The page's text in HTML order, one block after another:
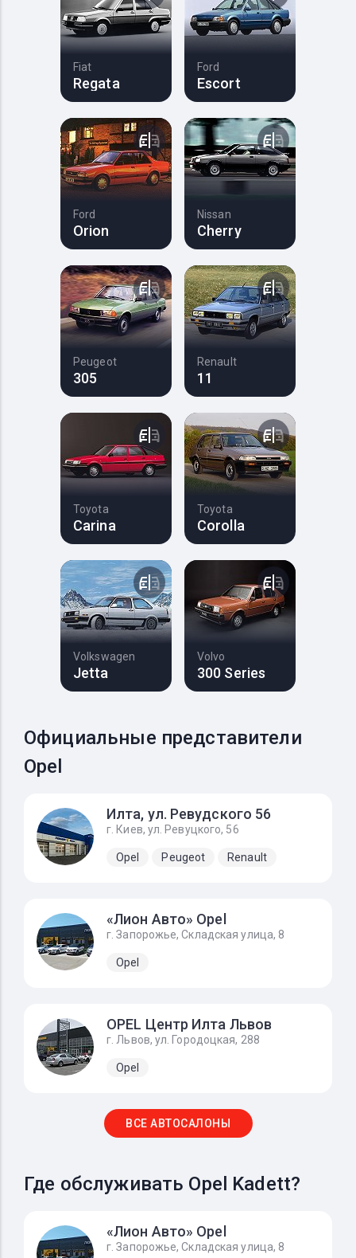
Fiat
Regata
Ford
Escort
Ford
Orion
Nissan
Cherry
Peugeot
305
Renault
11
Toyota
Carina
Toyota
Corolla
Volkswagen
Jetta
Volvo
300 Series
Официальные представители
Opel
Илта, ул. Ревудского 56
г. Киев, ул. Ревуцкого, 56
Opel Peugeot Renault
«Лион Авто» Opel
г. Запорожье, Складская улица, 8
Opel
OPEL Центр Илта Львов
г. Львов, ул. Городоцкая, 288
Opel
ВСЕ АВТОСАЛОНЫ
Где обслуживать Opel Kadett?
«Лион Авто» Opel
г. Запорожье, Складская улица, 8